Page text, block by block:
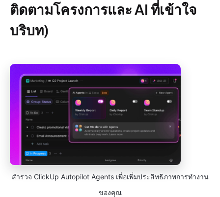
ติดตามโครงการและ AI ที่เข้าใจ
บริบท)
สำรวจ ClickUp Autopilot Agents เพื่อเพิ่มประสิทธิภาพการทำงาน
ของคุณ